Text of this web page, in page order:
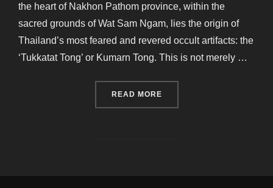
the heart of Nakhon Pathom province, within the
sacred grounds of Wat Sam Ngam, lies the origin of
Thailand’s most feared and revered occult artifacts: the
‘Tukkatat Tong’ or Kumarn Tong. This is not merely …
READ MORE“THE GOLDEN CHILD OF